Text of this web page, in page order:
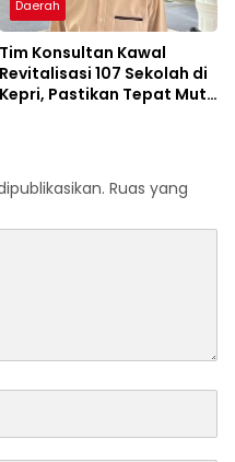
Daerah
Tim Konsultan Kawal
Revitalisasi 107 Sekolah di
Kepri, Pastikan Tepat Mutu
Ruas yang